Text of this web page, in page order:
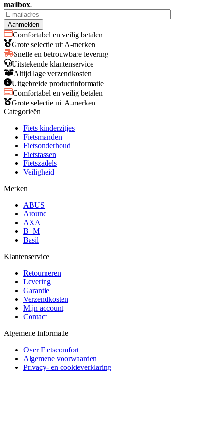
mailbox.
Comfortabel en veilig betalen
Grote selectie uit A-merken
Snelle en betrouwbare levering
Uitstekende klantenservice
Altijd lage verzendkosten
Uitgebreide productinformatie
Comfortabel en veilig betalen
Grote selectie uit A-merken
Categorieën
Fiets kinderzitjes
Fietsmanden
Fietsonderhoud
Fietstassen
Fietszadels
Veiligheid
Merken
ABUS
Around
AXA
B+M
Basil
Klantenservice
Retourneren
Levering
Garantie
Verzendkosten
Mijn account
Contact
Algemene informatie
Over Fietscomfort
Algemene voorwaarden
Privacy- en cookieverklaring